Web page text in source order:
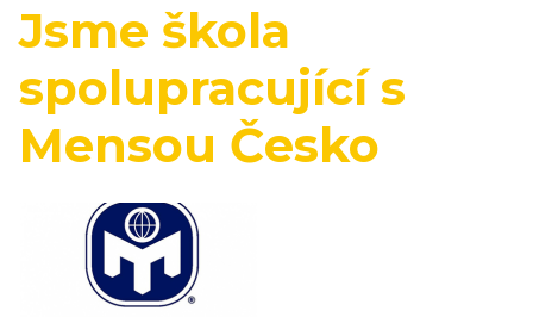
Sázavou
Jsme škola
spolupracující s
Mensou Česko